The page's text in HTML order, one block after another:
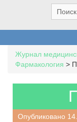
e
a
h
f
Журнал
Фармакология >
Опубликовано